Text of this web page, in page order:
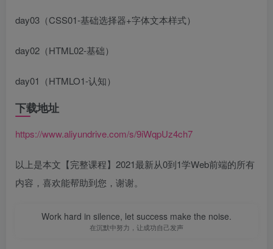
day03（CSS01-基础选择器+字体文本样式）
day02（HTML02-基础）
day01（HTMLO1-认知）
下载地址
https://www.aliyundrive.com/s/9iWqpUz4ch7
以上是本文【完整课程】2021最新从0到1学Web前端的所有
内容，喜欢能帮助到您，谢谢。
Work hard in silence, let success make the noise.
在沉默中努力，让成功自己发声